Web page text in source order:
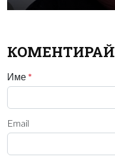
КОМЕНТИРАЙ
Име *
Email